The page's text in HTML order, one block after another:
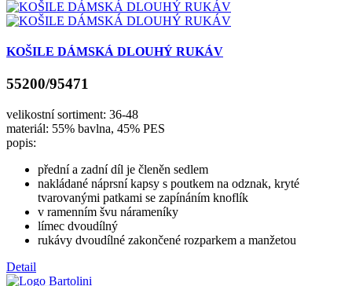
KOŠILE DÁMSKÁ DLOUHÝ RUKÁV
55200/95471
velikostní sortiment: 36-48
materiál: 55% bavlna, 45% PES
popis:
přední a zadní díl je členěn sedlem
nakládané náprsní kapsy s poutkem na odznak, kryté
tvarovanými patkami se zapínáním knoflík
v ramenním švu nárameníky
límec dvoudílný
rukávy dvoudílné zakončené rozparkem a manžetou
Detail